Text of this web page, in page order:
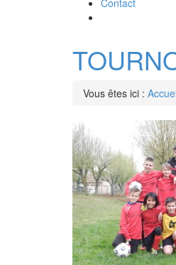
Contact
Vous êtes ici :